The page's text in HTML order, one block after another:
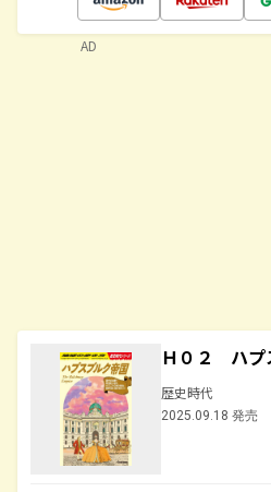
Ｈ０２ ハプ
歴史時代
2025.09.18 発売
AD